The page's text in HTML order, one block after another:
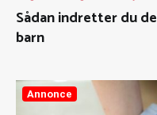
Sådan indretter du
barn
Annonce